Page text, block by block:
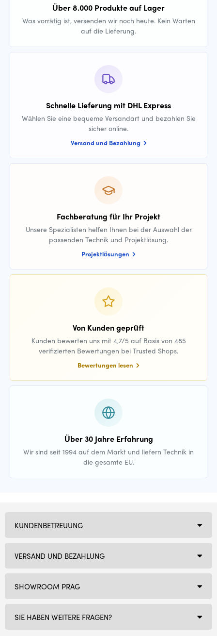
Über 8.000 Produkte auf Lager
Was vorrätig ist, versenden wir noch heute. Kein Warten
auf die Lieferung.
Schnelle Lieferung mit DHL Express
Wählen Sie eine bequeme Versandart und bezahlen Sie
sicher online.
Versand und Bezahlung
Fachberatung für Ihr Projekt
Unsere Spezialisten helfen Ihnen bei der Auswahl der
passenden Technik und Projektlösung.
Projektlösungen
Von Kunden geprüft
Kunden bewerten uns mit 4,7/5 auf Basis von 485
verifizierten Bewertungen bei Trusted Shops.
Bewertungen lesen
Über 30 Jahre Erfahrung
Wir sind seit 1994 auf dem Markt und liefern Technik in
die gesamte EU.
SHOWROOM PRAG
SIE HABEN WEITERE FRAGEN?
KUNDENBETREUUNG
VERSAND UND BEZAHLUNG